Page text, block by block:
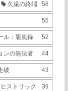
久遠の終端 58
55
ル：龍嵐録 52
ンの無法者 44
破 43
ストリック 39